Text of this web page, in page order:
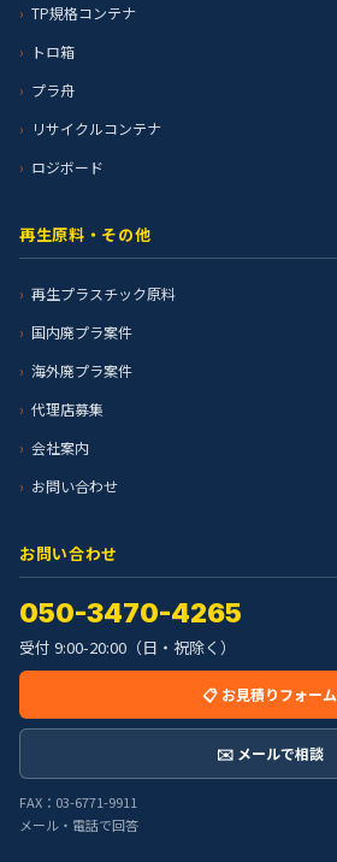
TP規格コンテナ
トロ箱
プラ舟
リサイクルコンテナ
ロジボード
再生原料・その他
再生プラスチック原料
国内廃プラ案件
海外廃プラ案件
代理店募集
会社案内
お問い合わせ
お問い合わせ
050-3470-4265
受付 9:00-20:00（日・祝除く）
📋 お見積りフォーム
✉️ メールで相談
FAX：03-6771-9911
メール・電話で回答